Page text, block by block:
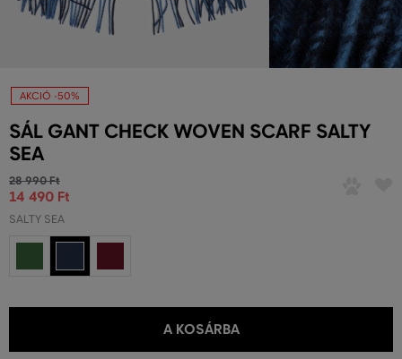
AKCIÓ -50%
SÁL GANT CHECK WOVEN SCARF SALTY
SEA
28 990 Ft
14 490 Ft
SALTY SEA
A KOSÁRBA